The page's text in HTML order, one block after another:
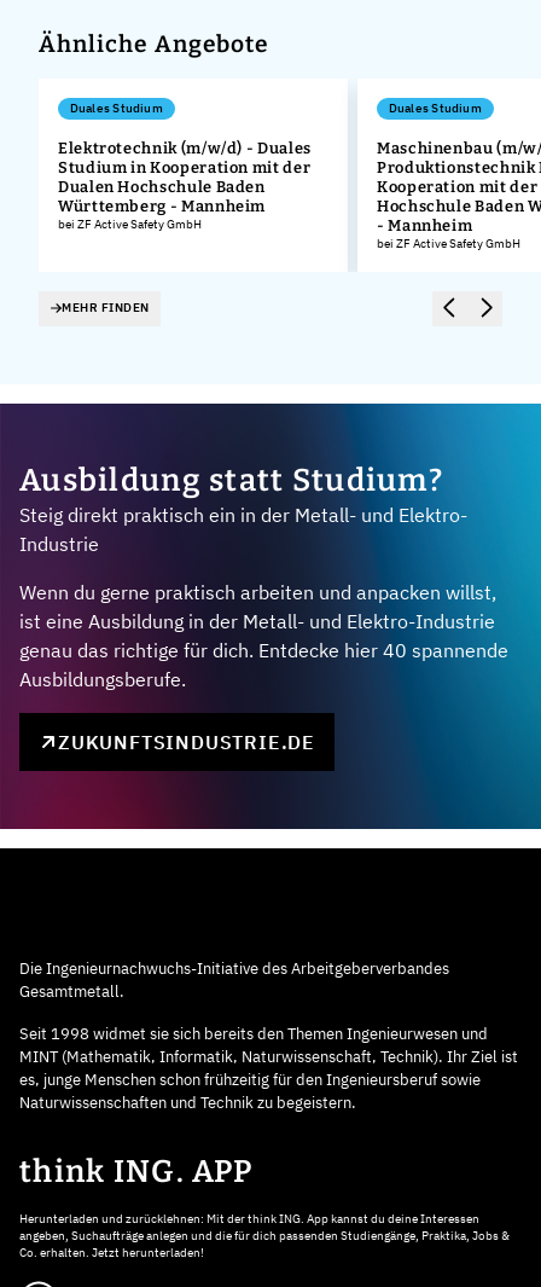
Ähnliche Angebote
Duales Studium
Elektrotechnik (m/w/d) - Duales
Studium in Kooperation mit der
Dualen Hochschule Baden
Württemberg - Mannheim
bei ZF Active Safety GmbH
Duales Studium
Maschinenbau (m/
Produktionstechnik
Kooperation mit der
Hochschule Baden
- Mannheim
bei ZF Active Safety GmbH
MEHR FINDEN
Ausbildung statt Studium?
Steig direkt praktisch ein in der Metall- und Elektro-
Industrie
Wenn du gerne praktisch arbeiten und anpacken willst,
ist eine Ausbildung in der Metall- und Elektro-Industrie
genau das richtige für dich. Entdecke hier 40 spannende
Ausbildungsberufe.
ZUKUNFTSINDUSTRIE.DE
Die Ingenieurnachwuchs-Initiative des Arbeitgeberverbandes
Gesamtmetall.
Seit 1998 widmet sie sich bereits den Themen Ingenieurwesen und
MINT (Mathematik, Informatik, Naturwissenschaft, Technik). Ihr Ziel ist
es, junge Menschen schon frühzeitig für den Ingenieursberuf sowie
Naturwissenschaften und Technik zu begeistern.
think ING. APP
Herunterladen und zurücklehnen: Mit der think ING. App kannst du deine Interessen
angeben, Suchaufträge anlegen und die für dich passenden Studiengänge, Praktika, Jobs &
Co. erhalten. Jetzt herunterladen!